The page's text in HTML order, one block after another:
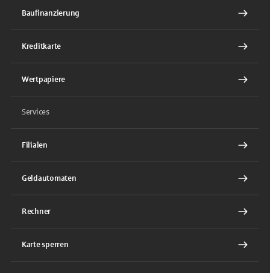
Baufinanzierung
Kreditkarte
Wertpapiere
Services
Filialen
Geldautomaten
Rechner
Karte sperren